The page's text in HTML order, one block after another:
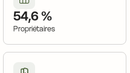
54,6 %
Propriétaires